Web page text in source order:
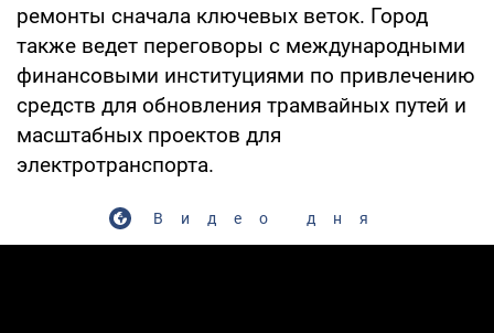
ремонты сначала ключевых веток. Город
также ведет переговоры с международными
финансовыми институциями по привлечению
средств для обновления трамвайных путей и
масштабных проектов для
электротранспорта.
Видео дня